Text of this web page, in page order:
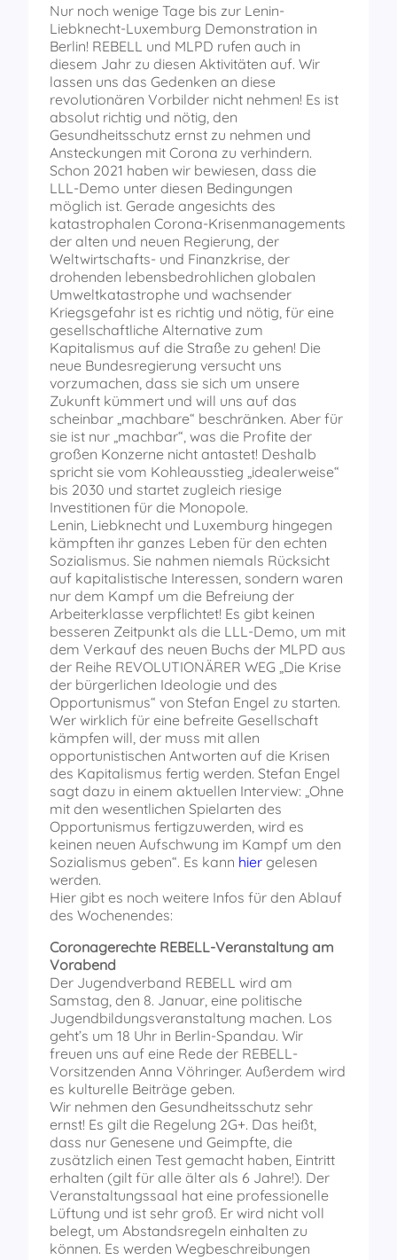
Nur noch wenige Tage bis zur Lenin-
Liebknecht-Luxemburg Demonstration in
Berlin! REBELL und MLPD rufen auch in
diesem Jahr zu diesen Aktivitäten auf. Wir
lassen uns das Gedenken an diese
revolutionären Vorbilder nicht nehmen! Es ist
absolut richtig und nötig, den
Gesundheitsschutz ernst zu nehmen und
Ansteckungen mit Corona zu verhindern.
Schon 2021 haben wir bewiesen, dass die
LLL-Demo unter diesen Bedingungen
möglich ist. Gerade angesichts des
katastrophalen Corona-Krisenmanagements
der alten und neuen Regierung, der
Weltwirtschafts- und Finanzkrise, der
drohenden lebensbedrohlichen globalen
Umweltkatastrophe und wachsender
Kriegsgefahr ist es richtig und nötig, für eine
gesellschaftliche Alternative zum
Kapitalismus auf die Straße zu gehen! Die
neue Bundesregierung versucht uns
vorzumachen, dass sie sich um unsere
Zukunft kümmert und will uns auf das
scheinbar „machbare“ beschränken. Aber für
sie ist nur „machbar“, was die Profite der
großen Konzerne nicht antastet! Deshalb
spricht sie vom Kohleausstieg „idealerweise“
bis 2030 und startet zugleich riesige
Investitionen für die Monopole.
Lenin, Liebknecht und Luxemburg hingegen
kämpften ihr ganzes Leben für den echten
Sozialismus. Sie nahmen niemals Rücksicht
auf kapitalistische Interessen, sondern waren
nur dem Kampf um die Befreiung der
Arbeiterklasse verpflichtet! Es gibt keinen
besseren Zeitpunkt als die LLL-Demo, um mit
dem Verkauf des neuen Buchs der MLPD aus
der Reihe REVOLUTIONÄRER WEG „Die Krise
der bürgerlichen Ideologie und des
Opportunismus“ von Stefan Engel zu starten.
Wer wirklich für eine befreite Gesellschaft
kämpfen will, der muss mit allen
opportunistischen Antworten auf die Krisen
des Kapitalismus fertig werden. Stefan Engel
sagt dazu in einem aktuellen Interview: „Ohne
mit den wesentlichen Spielarten des
Opportunismus fertigzuwerden, wird es
keinen neuen Aufschwung im Kampf um den
Sozialismus geben“. Es kann hier gelesen
werden.
Hier gibt es noch weitere Infos für den Ablauf
des Wochenendes:
Coronagerechte REBELL-Veranstaltung am
Vorabend
Der Jugendverband REBELL wird am
Samstag, den 8. Januar, eine politische
Jugendbildungsveranstaltung machen. Los
geht’s um 18 Uhr in Berlin-Spandau. Wir
freuen uns auf eine Rede der REBELL-
Vorsitzenden Anna Vöhringer. Außerdem wird
es kulturelle Beiträge geben.
Wir nehmen den Gesundheitsschutz sehr
ernst! Es gilt die Regelung 2G+. Das heißt,
dass nur Genesene und Geimpfte, die
zusätzlich einen Test gemacht haben, Eintritt
erhalten (gilt für alle älter als 6 Jahre!). Der
Veranstaltungssaal hat eine professionelle
Lüftung und ist sehr groß. Er wird nicht voll
belegt, um Abstandsregeln einhalten zu
können. Es werden Wegbeschreibungen